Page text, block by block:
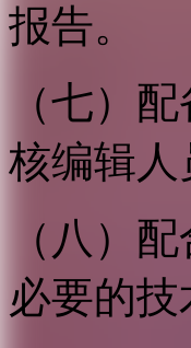
报告。
（七）
核编辑人
（八）
必要的